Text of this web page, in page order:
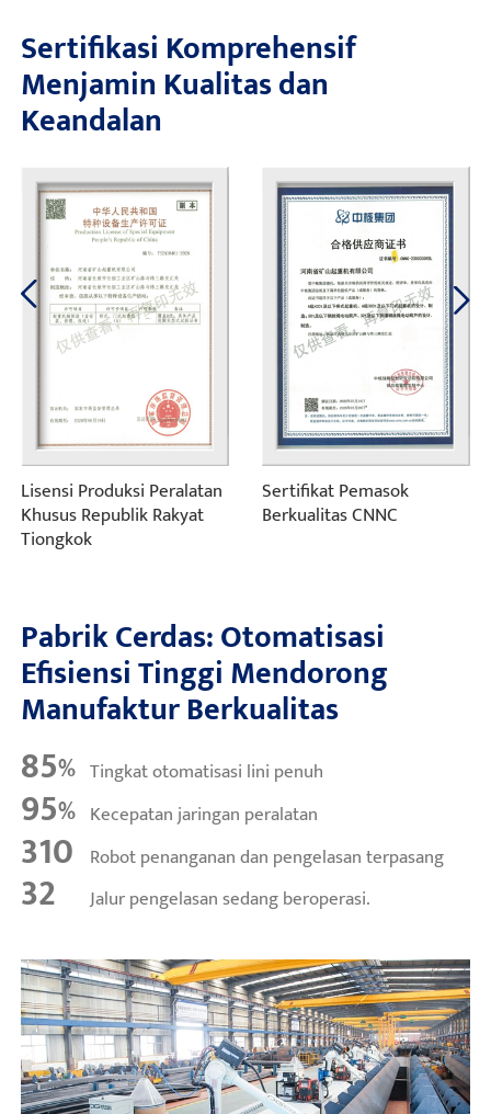
Sertifikasi Komprehensif
Menjamin Kualitas dan
Keandalan
Lisensi Produksi Peralatan
Khusus Republik Rakyat
Tiongkok
Sertifikat Pemasok
Berkualitas CNNC
Pabrik Cerdas: Otomatisasi
Efisiensi Tinggi Mendorong
Manufaktur Berkualitas
85% Tingkat otomatisasi lini penuh
95% Kecepatan jaringan peralatan
310 Robot penanganan dan pengelasan terpasang
32 Jalur pengelasan sedang beroperasi.